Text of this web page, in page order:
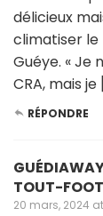
délicieux
climatiser le
Guéye. « Je
CRA, mais je
RÉPONDRE
TOUT-
20 mars, 2024